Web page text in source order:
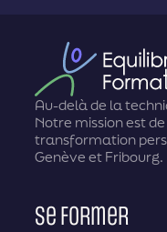
Au-delà de la
Notre mission est
transformation
Genève et Fribourg.
Se former